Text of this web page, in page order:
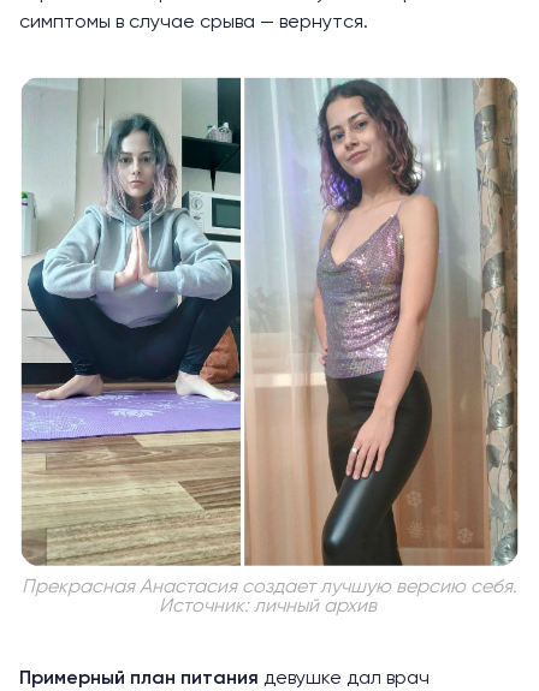
симптомы в случае срыва — вернутся.
Прекрасная Анастасия создает лучшую версию себя.
Источник: личный архив
Примерный план питания девушке дал врач